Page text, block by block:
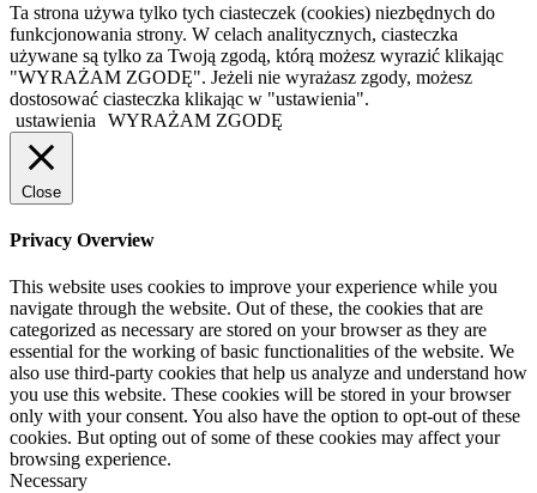
Ta strona używa tylko tych ciasteczek (cookies) niezbędnych do
funkcjonowania strony. W celach analitycznych, ciasteczka
używane są tylko za Twoją zgodą, którą możesz wyrazić klikając
"WYRAŻAM ZGODĘ". Jeżeli nie wyrażasz zgody, możesz
dostosować ciasteczka klikając w "ustawienia".
ustawienia
WYRAŻAM ZGODĘ
Close
Privacy Overview
This website uses cookies to improve your experience while you
navigate through the website. Out of these, the cookies that are
categorized as necessary are stored on your browser as they are
essential for the working of basic functionalities of the website. We
also use third-party cookies that help us analyze and understand how
you use this website. These cookies will be stored in your browser
only with your consent. You also have the option to opt-out of these
cookies. But opting out of some of these cookies may affect your
browsing experience.
Necessary